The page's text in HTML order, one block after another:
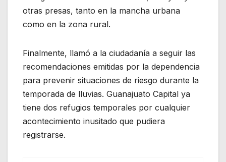
otras presas, tanto en la mancha urbana
como en la zona rural.
Finalmente, llamó a la ciudadanía a seguir las
recomendaciones emitidas por la dependencia
para prevenir situaciones de riesgo durante la
temporada de lluvias. Guanajuato Capital ya
tiene dos refugios temporales por cualquier
acontecimiento inusitado que pudiera
registrarse.